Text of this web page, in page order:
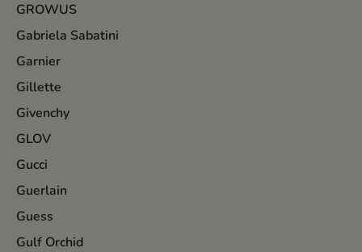
GROWUS
Gabriela Sabatini
Garnier
Gillette
Givenchy
GLOV
Gucci
Guerlain
Guess
Gulf Orchid